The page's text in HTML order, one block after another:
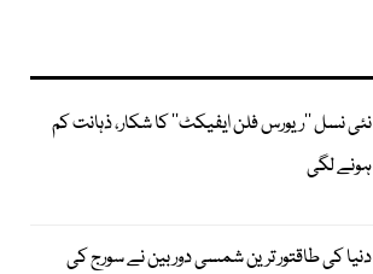
نئی نسل ’’ریورس فلن ایفیکٹ‘‘ کا شکار، ذہانت کم
ہونے لگی
دنیا کی طاقتور ترین شمسی دوربین نے سورج کی